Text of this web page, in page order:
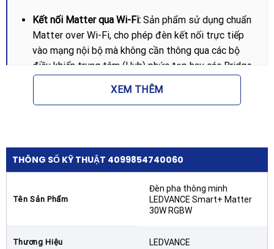
Kết nối Matter qua Wi-Fi:Sản phẩm sử dụng chuẩn
Matter over Wi-Fi, cho phép đèn kết nối trực tiếp
vào mạng nội bộ mà không cần thông qua các bộ
điều khiển trung tâm (Hub) phức tạp hay các Bridge
Tương thích đa nền tảng:Bạn có thể dễ dàng điều
Home, Amazon Alexa hay Samsung SmartThings
một cách đồng nhất.
Khả năng thiết lập đơn giản:Chỉ cần quét mã QR đi
kèm sản phẩm, thiết bị sẽ ngay lập tức được thêm
vào hệ thống nhà thông minh của bạn trong vài giây,
XEM THÊM
THÔNG SỐ KỸ THUẬT 4099854740060
Tên Sản Phẩm
Đèn pha thông minh
LEDVANCE Smart+ Matter
30W RGBW
Thương Hiệu LEDVANCE